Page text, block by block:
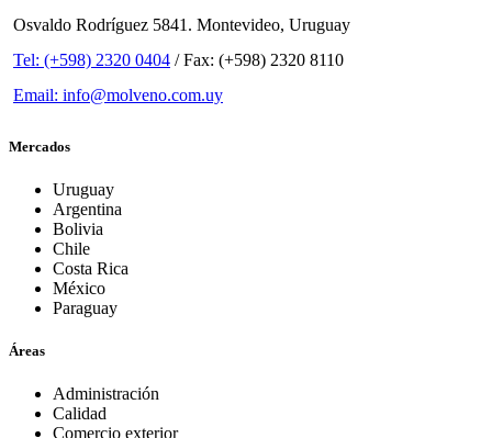
Osvaldo Rodríguez 5841. Montevideo, Uruguay
Tel: (+598) 2320 0404 / Fax: (+598) 2320 8110
Email: info@molveno.com.uy
Mercados
Uruguay
Argentina
Bolivia
Chile
Costa Rica
México
Paraguay
Áreas
Administración
Calidad
Comercio exterior